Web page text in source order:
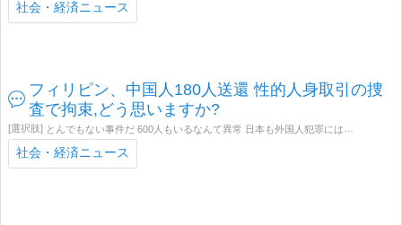
社会・経済ニュース
フィリピン、中国人180人送還 性的人身取引の捜
査で拘束,どう思いますか?
とんでもない事件だ 600人もいるなんて異常 日本も外国人犯罪には厳しくして欲しい
社会・経済ニュース